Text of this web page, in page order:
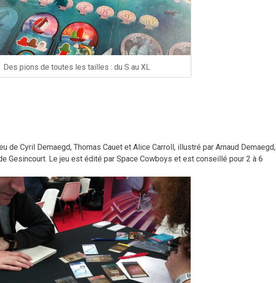
Des pions de toutes les tailles : du S au XL
de Cyril Demaegd, Thomas Cauet et Alice Carroll, illustré par Arnaud Demaegd,
Gesincourt. Le jeu est édité par Space Cowboys et est conseillé pour 2 à 6